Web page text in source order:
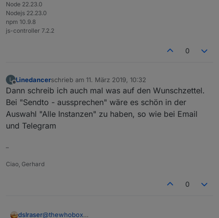
Node 22.23.0
Nodejs 22.23.0
npm 10.9.8
js-controller 7.2.2
0
L Linedancerschrieb am 11. März 2019, 10:32
zuletzt editiert von
Dann schreib ich auch mal was auf den Wunschzettel.
Bei "Sendto - aussprechen" wäre es schön in der
Auswahl "Alle Instanzen" zu haben, so wie bei Email
und Telegram
–
Ciao, Gerhard
0
dslraser@thewhobox